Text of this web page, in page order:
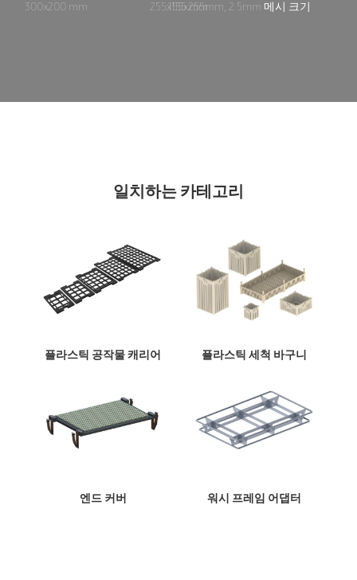
300x200 mm
255x155 mm
155x255mm, 2.5mm 메시 크기
일치하는 카테고리
플라스틱 공작물 캐리어 플라스틱 세척 바구니
엔드 커버 워시 프레임 어댑터